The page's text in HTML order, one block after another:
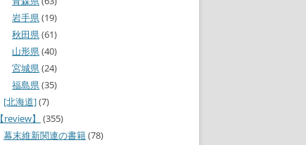
岩手県(19)
秋田県(61)
山形県(40)
宮城県(24)
福島県(35)
[北海道](7)
【review】
(355)
幕末維新関連の書籍(78)